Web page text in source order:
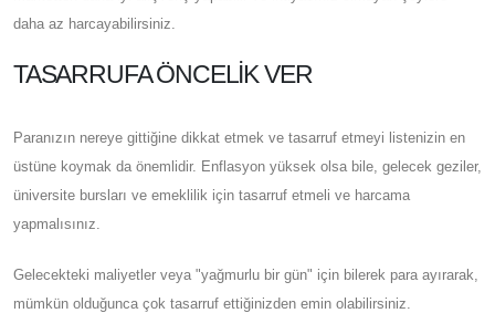
daha az harcayabilirsiniz.
TASARRUFA ÖNCELIK VER
Paranızın nereye gittiğine dikkat etmek ve tasarruf etmeyi listenizin en
üstüne koymak da önemlidir. Enflasyon yüksek olsa bile, gelecek geziler,
üniversite bursları ve emeklilik için tasarruf etmeli ve harcama
yapmalısınız.
Gelecekteki maliyetler veya "yağmurlu bir gün" için bilerek para ayırarak,
mümkün olduğunca çok tasarruf ettiğinizden emin olabilirsiniz.